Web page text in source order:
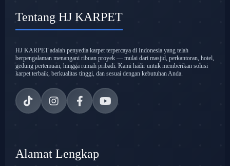
Tentang HJ KARPET
HJ KARPET adalah penyedia karpet terpercaya di Indonesia yang telah
berpengalaman menangani ribuan proyek — mulai dari masjid, perkantoran, hotel,
gedung pertemuan, hingga rumah pribadi. Kami hadir untuk memberikan solusi
karpet terbaik, berkualitas tinggi, dan sesuai dengan kebutuhan Anda.
Alamat Lengkap